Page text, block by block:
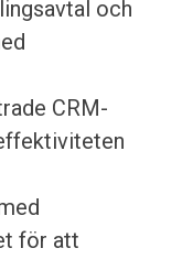
och
CRM-
för att